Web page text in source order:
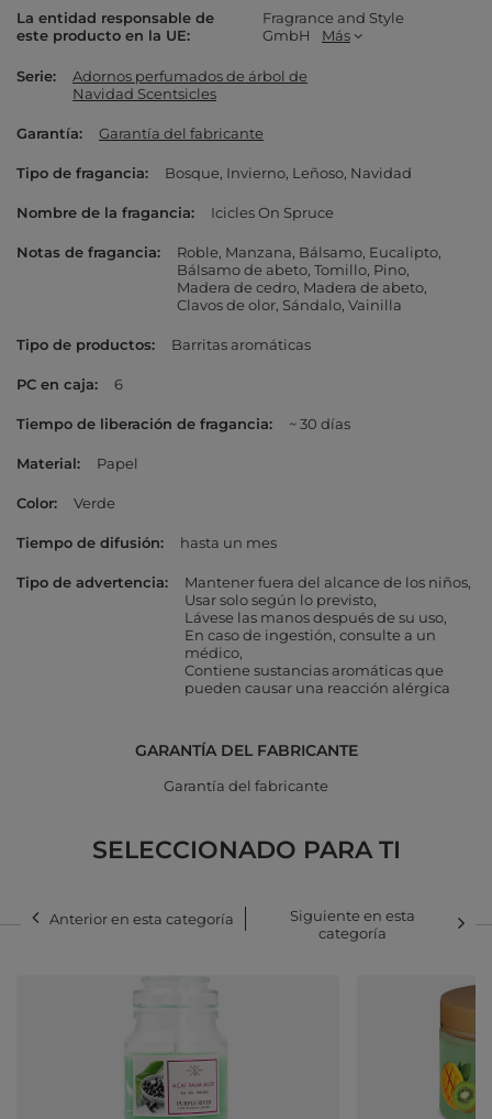
La entidad responsable de
este producto en la UE
Fragrance and Style
GmbH
Más
Serie
Adornos perfumados de árbol de
Navidad Scentsicles
Garantía Garantía del fabricante
Tipo de fragancia Bosque Invierno Leñoso Navidad
Nombre de la fragancia Icicles On Spruce
Notas de fragancia Roble Manzana Bálsamo Eucalipto
Bálsamo de abeto Tomillo Pino
Madera de cedro Madera de abeto
Clavos de olor Sándalo Vainilla
Tipo de productos Barritas aromáticas
PC en caja 6
Tiempo de liberación de fragancia ~ 30 días
Material Papel
Color Verde
Tiempo de difusión hasta un mes
Tipo de advertencia
Mantener fuera del alcance de los niños
Usar solo según lo previsto
Lávese las manos después de su uso
En caso de ingestión, consulte a un
médico
Contiene sustancias aromáticas que
pueden causar una reacción alérgica
GARANTÍA DEL FABRICANTE
Garantía del fabricante
SELECCIONADO PARA TI
Anterior en esta categoría
Siguiente en esta
categoría